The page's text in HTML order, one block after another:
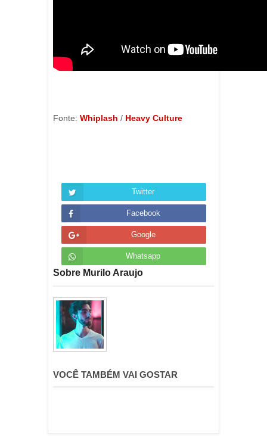
Fonte: Whiplash / Heavy Culture
Twitter
Facebook
Google
Whatsapp
Sobre Murilo Araujo
VOCÊ TAMBÉM VAI GOSTAR